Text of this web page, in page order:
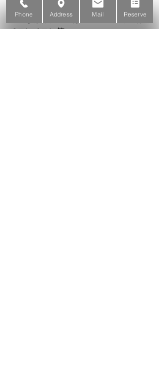
みんなはお腹いっぱい！　　僕と空は
ペロンペロン笑
Phone Address Mail Reserve